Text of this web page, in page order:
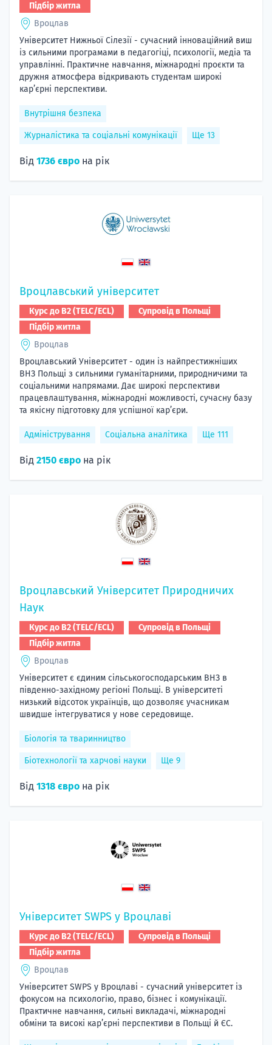
Підбір житла
Вроцлав
Університет Нижньої Сілезії - сучасний інноваційний виш
із сильними програмами в педагогіці, психології, медіа та
управлінні. Практичне навчання, міжнародні проєкти та
дружня атмосфера відкривають студентам широкі
кар’єрні перспективи.
Внутрішня безпека
Журналістика та соціальні комунікації Ще 13
Від 1736 євро на рік
Вроцлавський університет
Курс до B2 (TELC/ECL)
Супровід в Польщі
Підбір житла
Вроцлав
Вроцлавський Університет - один із найпрестижніших
ВНЗ Польщі з сильними гуманітарними, природничими та
соціальними напрямами. Дає широкі перспективи
працевлаштування, міжнародні можливості, сучасну базу
та якісну підготовку для успішної кар’єри.
Адміністрування Соціальна аналітика Ще 111
Від 2150 євро на рік
Вроцлавський Університет Природничих
Наук
Курс до B2 (TELC/ECL)
Супровід в Польщі
Підбір житла
Вроцлав
Університет є єдиним сільськогосподарським ВНЗ в
південно-західному регіоні Польщі. В університеті
низький відсоток українців, що дозволяє учасникам
швидше інтегруватися у нове середовище.
Біологія та тваринництво
Біотехнології та харчові науки Ще 9
Від 1318 євро на рік
Університет SWPS у Вроцлаві
Курс до B2 (TELC/ECL)
Супровід в Польщі
Підбір житла
Вроцлав
Університет SWPS у Вроцлаві - сучасний університет із
фокусом на психологію, право, бізнес і комунікації.
Практичне навчання, сильні викладачі, міжнародні
обміни та високі кар’єрні перспективи в Польщі й ЄС.